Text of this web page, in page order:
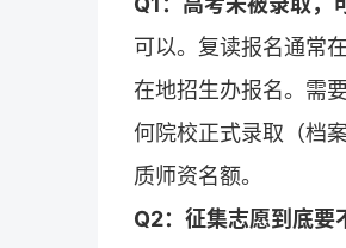
可以。复读报名通常
在地招生办报名。需
何院校正式录取（档
质师资名额。
Q2：征集志愿到底要